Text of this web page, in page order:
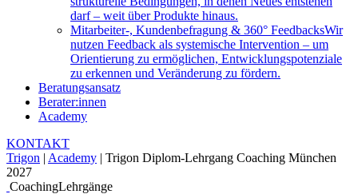
darf – weit über Produkte hinaus.
Mitarbeiter-, Kundenbefragung & 360° FeedbacksWir
nutzen Feedback als systemische Intervention – um
Orientierung zu ermöglichen, Entwicklungspotenziale
zu erkennen und Veränderung zu fördern.
Beratungsansatz
Berater:innen
Academy
KONTAKT
Trigon | Academy | Trigon Diplom-Lehrgang Coaching München
2027
CoachingLehrgänge